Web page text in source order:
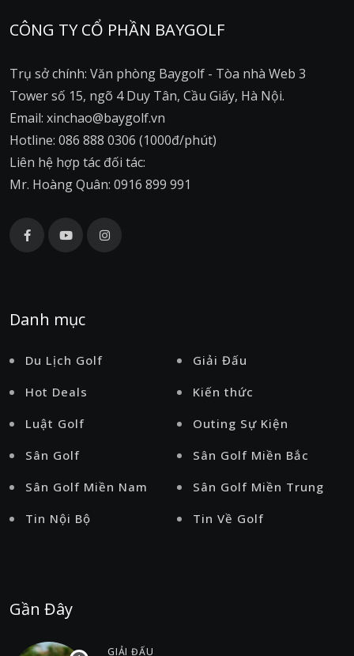
CÔNG TY CỔ PHẦN BAYGOLF
Trụ sở chính: Văn phòng Baygolf - Tòa nhà Web 3
Tower số 15, ngõ 4 Duy Tân, Cầu Giấy, Hà Nội.
Email: xinchao@baygolf.vn
Hotline: 086 888 0306 (1000đ/phút)
Liên hệ hợp tác đối tác:
Mr. Hoàng Quân: 0916 899 991
Danh mục
Du Lịch Golf
Giải Đấu
Hot Deals
Kiến thức
Luật Golf
Outing Sự Kiện
Sân Golf
Sân Golf Miền Bắc
Sân Golf Miền Nam
Sân Golf Miền Trung
Tin Nội Bộ
Tin Về Golf
Gần Đây
GIẢI ĐẤU